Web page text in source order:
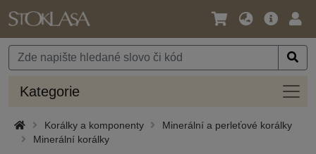
Jazyk
Měna
Hlavní
Kategorie
Korálky a komponenty
Minerální a perleťové korálky
Minerální korálky